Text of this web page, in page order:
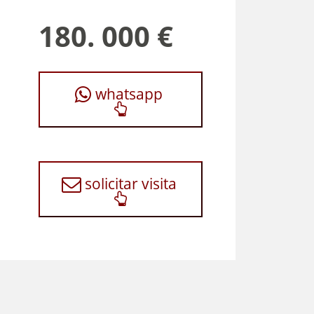
180. 000 €
whatsapp
solicitar visita